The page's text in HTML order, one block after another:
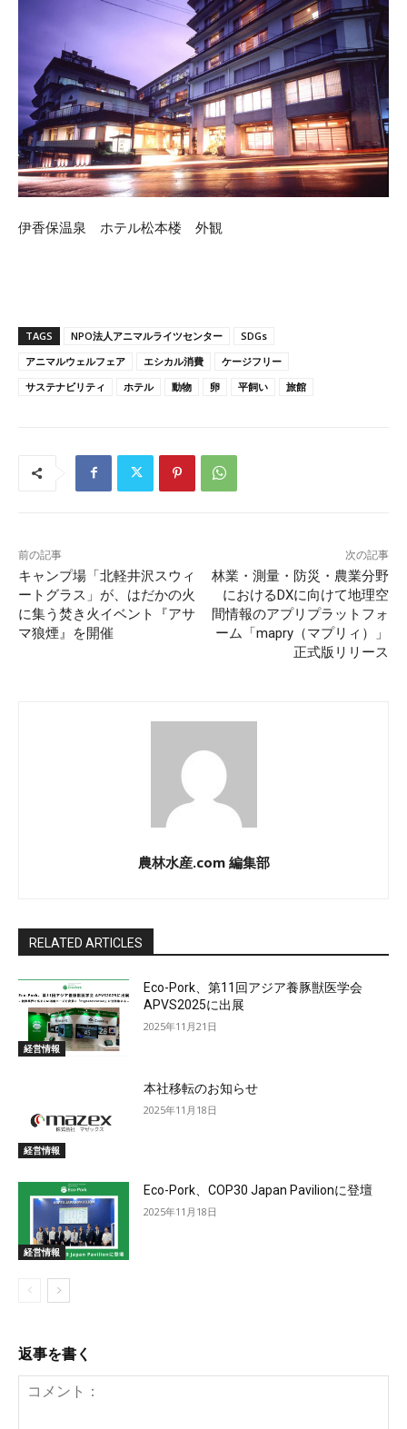
伊香保温泉 ホテル松本楼 外観
TAGS NPO法人アニマルライツセンター
SDGs
アニマルウェルフェア
エシカル消費
ケージフリー
サステナビリティ
ホテル 動物 卵 平飼い 旅館
前の記事
キャンプ場「北軽井沢スウィ
ートグラス」が、はだかの火
に集う焚き火イベント『アサ
マ狼煙』を開催
次の記事
林業・測量・防災・農業分野
におけるDXに向けて地理空
間情報のアプリプラットフォ
ーム「mapry（マプリィ）」
正式版リリース
農林水産.com 編集部
RELATED ARTICLES
経営情報
Eco-Pork、第11回アジア養豚獣医学会
APVS2025に出展
2025年11月21日
経営情報
本社移転のお知らせ
2025年11月18日
経営情報
Eco-Pork、COP30 Japan Pavilionに登壇
2025年11月18日
返事を書く